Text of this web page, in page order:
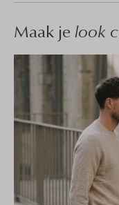
Maak je look